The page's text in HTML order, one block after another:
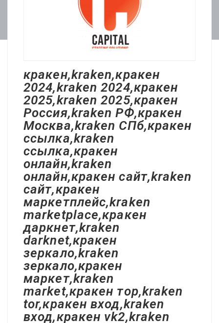
кракен,kraken,кракен
2024,kraken 2024,кракен
2025,kraken 2025,кракен
Россия,kraken РФ,кракен
Москва,kraken СПб,кракен
ссылка,kraken
ссылка,кракен
онлайн,kraken
онлайн,кракен сайт,kraken
сайт,кракен
маркетплейс,kraken
marketplace,кракен
даркнет,kraken
darknet,кракен
зеркало,kraken
зеркало,кракен
маркет,kraken
market,кракен тор,kraken
tor,кракен вход,kraken
вход,кракен vk2,kraken